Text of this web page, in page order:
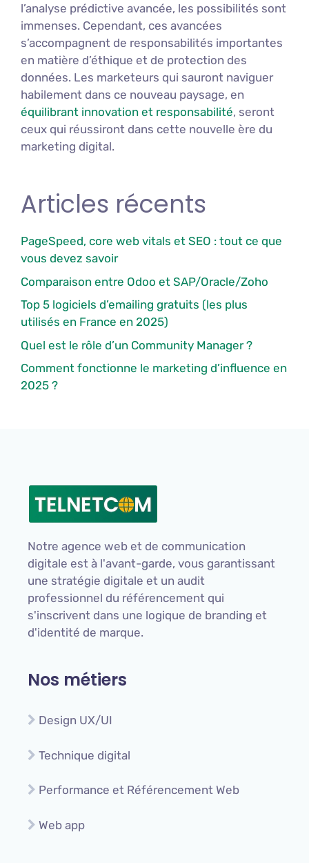
l’analyse prédictive avancée, les possibilités sont
immenses. Cependant, ces avancées
s’accompagnent de responsabilités importantes
en matière d’éthique et de protection des
données. Les marketeurs qui sauront naviguer
habilement dans ce nouveau paysage, en
équilibrant innovation et responsabilité, seront
ceux qui réussiront dans cette nouvelle ère du
marketing digital.
Articles récents
PageSpeed, core web vitals et SEO : tout ce que
vous devez savoir
Comparaison entre Odoo et SAP/Oracle/Zoho
Top 5 logiciels d’emailing gratuits (les plus
utilisés en France en 2025)
Quel est le rôle d’un Community Manager ?
Comment fonctionne le marketing d’influence en
2025 ?
Notre agence web et de communication
digitale est à l'avant-garde, vous garantissant
une stratégie digitale et un audit
professionnel du référencement qui
s'inscrivent dans une logique de branding et
d'identité de marque.
Nos métiers
Design UX/UI
Technique digital
Performance et Référencement Web
Web app